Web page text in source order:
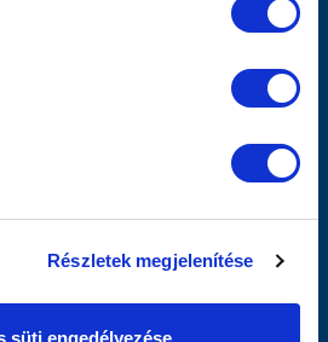
Részletek megjelenítése
süti engedélyezése
Egyesület